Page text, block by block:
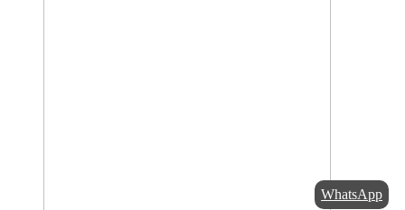
WhatsApp